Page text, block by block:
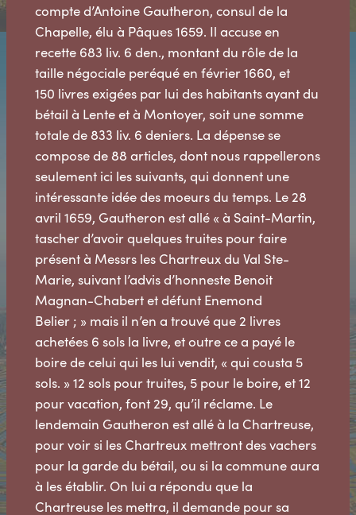
compte d’Antoine Gautheron, consul de la
Chapelle, élu à Pâques 1659. Il accuse en
recette 683 liv. 6 den., montant du rôle de la
taille négociale peréqué en février 1660, et
150 livres exigées par lui des habitants ayant du
bétail à Lente et à Montoyer, soit une somme
totale de 833 liv. 6 deniers. La dépense se
compose de 88 articles, dont nous rappellerons
seulement ici les suivants, qui donnent une
intéressante idée des moeurs du temps. Le 28
avril 1659, Gautheron est allé « à Saint-Martin,
tascher d’avoir quelques truites pour faire
présent à Messrs les Chartreux du Val Ste-
Marie, suivant l’advis d’honneste Benoit
Magnan-Chabert et défunt Enemond
Belier ; » mais il n’en a trouvé que 2 livres
achetées 6 sols la livre, et outre ce a payé le
boire de celui qui les lui vendit, « qui cousta 5
sols. » 12 sols pour truites, 5 pour le boire, et 12
pour vacation, font 29, qu’il réclame. Le
lendemain Gautheron est allé à la Chartreuse,
pour voir si les Chartreux mettront des vachers
pour la garde du bétail, ou si la commune aura
à les établir. On lui a répondu que la
Chartreuse les mettra, il demande pour sa